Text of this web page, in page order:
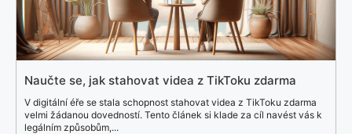
Naučte se, jak stahovat videa z TikToku zdarma
V digitální éře se stala schopnost stahovat videa z TikToku zdarma
velmi žádanou dovedností. Tento článek si klade za cíl navést vás k
legálním způsobům,...